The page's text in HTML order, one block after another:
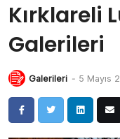
Kırklareli
Galerileri
Galerileri - 5 Mayıs